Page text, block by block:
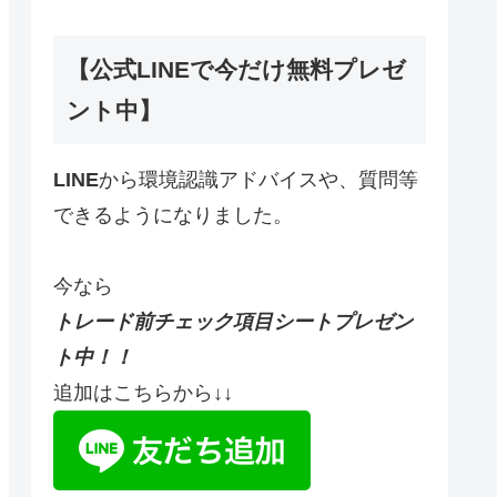
【公式LINEで今だけ無料プレゼ
ント中】
LINEから環境認識アドバイスや、質問等
できるようになりました。
今なら
トレード前チェック項目シートプレゼン
ト中！！
追加はこちらから↓↓